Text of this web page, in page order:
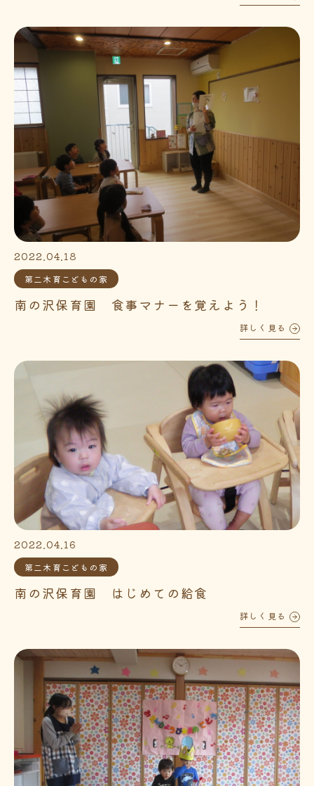
2022.04.18
第二木育こどもの家
南の沢保育園 食事マナーを覚えよう！
詳しく見る
2022.04.16
第二木育こどもの家
南の沢保育園 はじめての給食
詳しく見る